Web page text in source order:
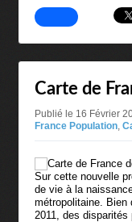
Carte de
Publié le 16 Février
France Population,
Sur cette nouvelle
de vie à la
métropolitaine. Bien
2011, des